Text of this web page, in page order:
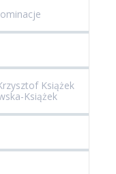
Książek
Książek